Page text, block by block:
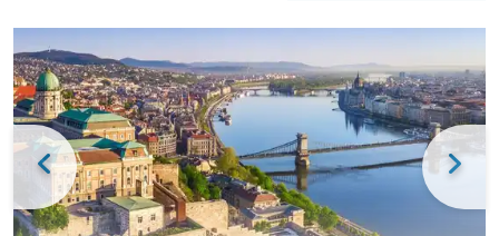
Previous